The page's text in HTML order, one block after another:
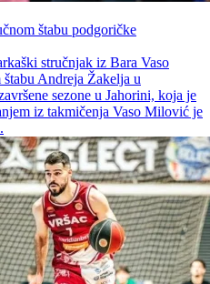
štabu podgoričke
stručnjak iz Bara Vaso
Andreja Žakelja u
sezone u Jahorini, koja je
iz takmičenja Vaso Milović je